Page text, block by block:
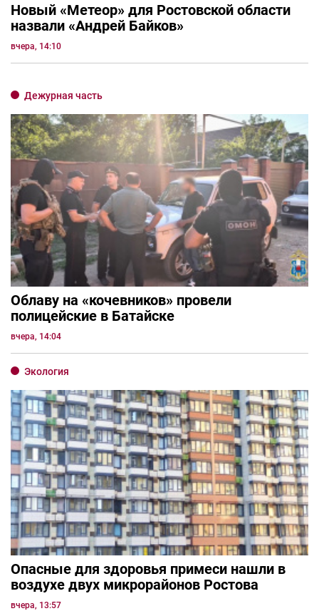
Новый «Метеор» для Ростовской области
назвали «Андрей Байков»
вчера, 14:10
Дежурная часть
Облаву на «кочевников» провели
полицейские в Батайске
вчера, 14:04
Экология
Опасные для здоровья примеси нашли в
воздухе двух микрорайонов Ростова
вчера, 13:57